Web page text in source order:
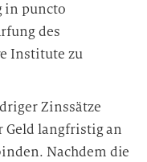
in puncto
des
Institute zu
Zinssätze
Geld langfristig an
Nachdem die